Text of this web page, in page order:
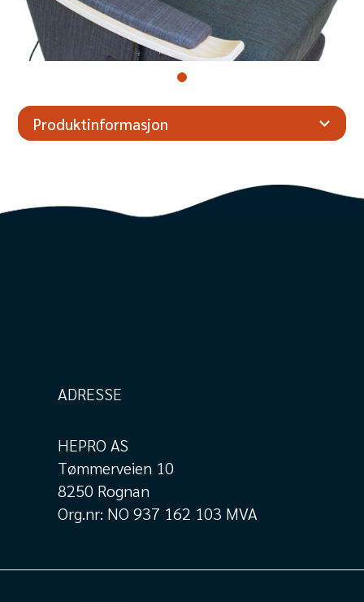
Produktinformasjon
ADRESSE
HEPRO AS
Tømmerveien 10
8250 Rognan
Org.nr: NO 937 162 103 MVA